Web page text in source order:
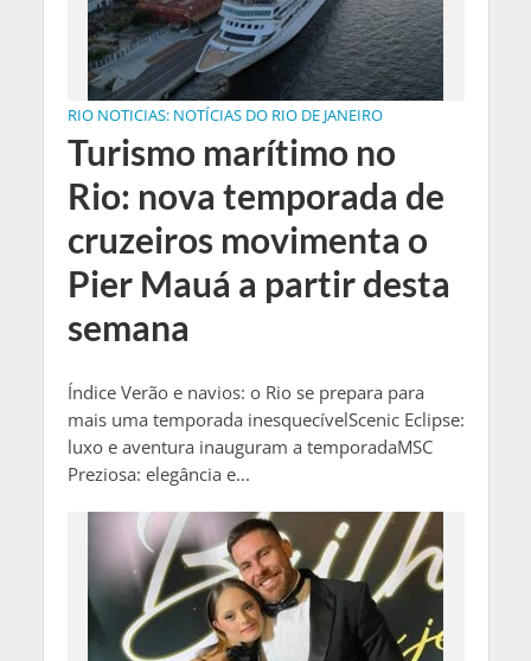
RIO NOTICIAS: NOTÍCIAS DO RIO DE JANEIRO
Turismo marítimo no
Rio: nova temporada de
cruzeiros movimenta o
Pier Mauá a partir desta
semana
Índice Verão e navios: o Rio se prepara para
mais uma temporada inesquecívelScenic Eclipse:
luxo e aventura inauguram a temporadaMSC
Preziosa: elegância e...